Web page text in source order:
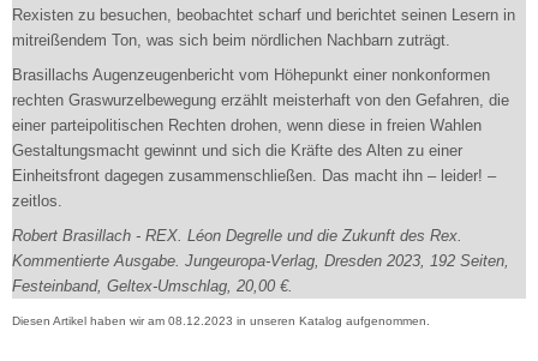
Rexisten zu besuchen, beobachtet scharf und berichtet seinen Lesern in
mitreißendem Ton, was sich beim nördlichen Nachbarn zuträgt.
Brasillachs Augenzeugenbericht vom Höhepunkt einer nonkonformen
rechten Graswurzelbewegung erzählt meisterhaft von den Gefahren, die
einer parteipolitischen Rechten drohen, wenn diese in freien Wahlen
Gestaltungsmacht gewinnt und sich die Kräfte des Alten zu einer
Einheitsfront dagegen zusammenschließen. Das macht ihn – leider! –
zeitlos.
Robert Brasillach - REX. Léon Degrelle und die Zukunft des Rex.
Kommentierte Ausgabe. Jungeuropa-Verlag, Dresden 2023, 192 Seiten,
Festeinband, Geltex-Umschlag, 20,00 €.
Diesen Artikel haben wir am 08.12.2023 in unseren Katalog aufgenommen.